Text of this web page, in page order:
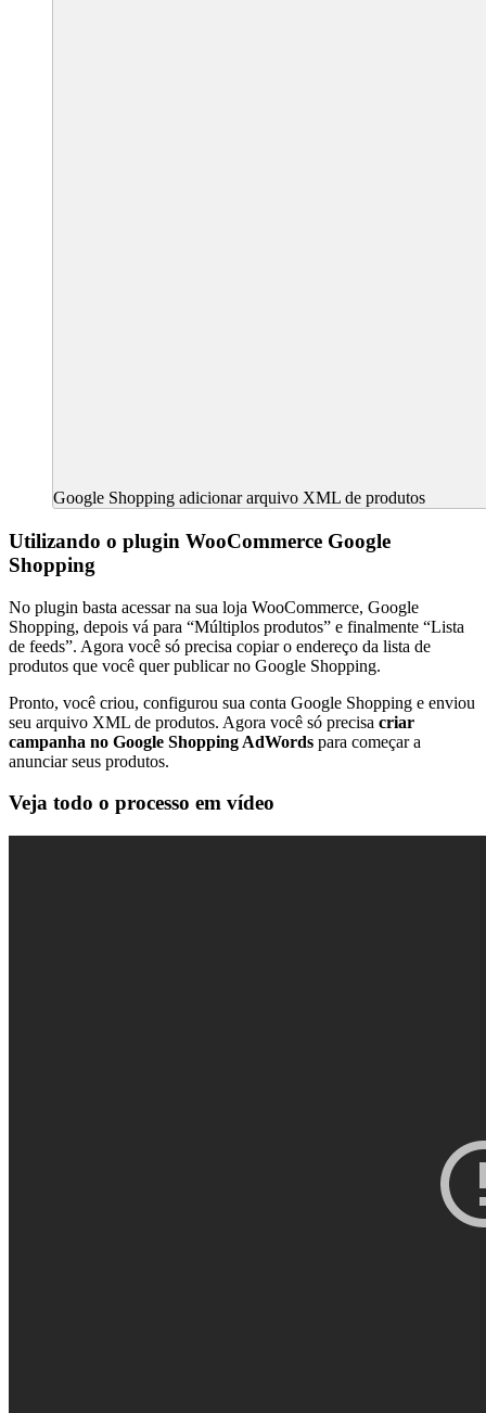
Google Shopping adicionar arquivo XML de produtos
Utilizando o plugin WooCommerce Google
Shopping
No plugin basta acessar na sua loja WooCommerce, Google
Shopping, depois vá para “Múltiplos produtos” e finalmente “Lista
de feeds”. Agora você só precisa copiar o endereço da lista de
produtos que você quer publicar no Google Shopping.
Pronto, você criou, configurou sua conta Google Shopping e enviou
seu arquivo XML de produtos. Agora você só precisa criar
campanha no Google Shopping AdWords para começar a
anunciar seus produtos.
Veja todo o processo em vídeo